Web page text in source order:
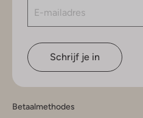
Schrijf je in
Betaalmethodes